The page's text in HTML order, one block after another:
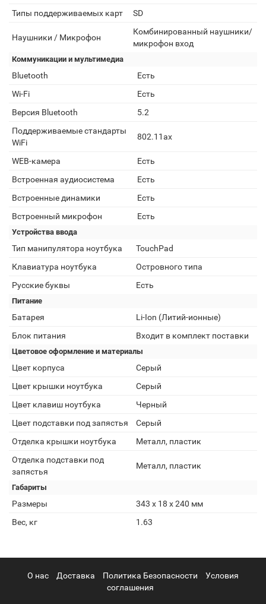
Типы поддерживаемых карт
SD
Наушники / Микрофон
Комбинированный наушники/
микрофон вход
Коммуникации и мультимедиа
Bluetooth
Есть
Wi-Fi
Есть
Версия Bluetooth
5.2
Поддерживаемые стандарты
WiFi
802.11ax
WEB-камера
Есть
Встроенная аудиосистема
Есть
Встроенные динамики
Есть
Встроенный микрофон
Есть
Устройства ввода
Тип манипулятора ноутбука
TouchPad
Клавиатура ноутбука
Островного типа
Русские буквы
Есть
Питание
Батарея
Li-Ion (Литий-ионные)
Блок питания
Входит в комплект поставки
Цветовое оформление и материалы
Цвет корпуса
Серый
Цвет крышки ноутбука
Серый
Цвет клавиш ноутбука
Черный
Цвет подставки под запястья
Серый
Отделка крышки ноутбука
Металл, пластик
Отделка подставки под
запястья
Металл, пластик
Габариты
Размеры
343 x 18 x 240 мм
Вес, кг
1.63
О нас Доставка Политика Безопасности
Условия
соглашения